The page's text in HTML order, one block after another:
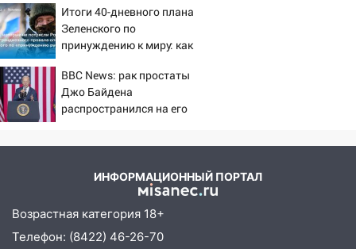
14:16
Шторм продолжает ломать город:
на улице Любови Шевцовой рухнул
светофор
14:14
Студента из Ульяновска обманули
мошенники под видом преподавателя
упавшее дерево или затопленную улицу
В Новом городе ураганным
ветром сорвало опалубку со
строящегося дома
сдержать слезы
Итоги 40-дневного плана
Зеленского по
принуждению к миру: как
разбор провала операции
Украины от военкора
Коца
BBC News: рак простаты
Джо Байдена
распространился на его
ИНФОРМАЦИОННЫЙ ПОРТАЛ
Возрастная категория 18+
Телефон: (8422) 46-26-70